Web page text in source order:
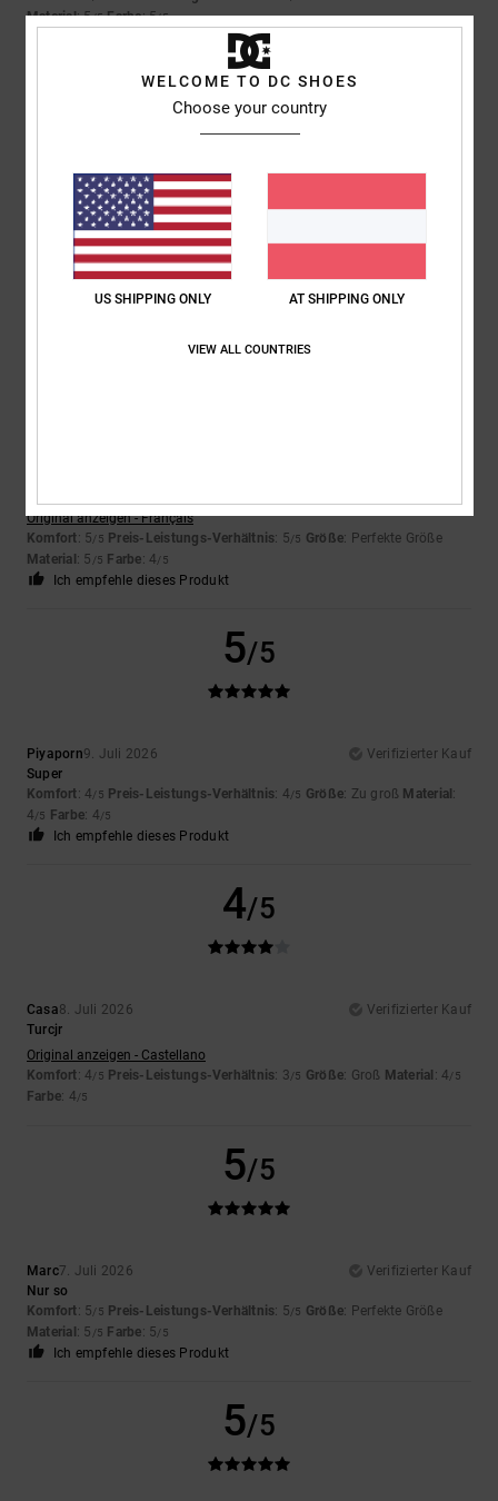
Material: 5/5 Farbe: 5/5
5/5
9. Juli 2026
Ein sehr guter Preis
Original anzeigen - Castellano
Komfort: 4/5 Preis-Leistungs-Verhältnis
Material: 4/5 Farbe: 5/5
Ich empfehle dieses Produkt
5
Original anzeigen - Français
Komfort: 5/5 Preis-Leistungs-Verhältnis: 5/5 Größe: Perfekte Größe
Material: 5 /5 Farbe: 4/5
Ich empfehle dieses Produkt
5/5
Piyaporn9. Juli 2026
Verifizierter Kauf
Super
Komfort: 4/5 Preis-Leistungs-Verhältnis: 4/5 Größe: Zu groß Material:
4/5 Farbe: 4/5
Ich empfehle dieses Produkt
4/5
Casa8. Juli 2026
Verifizierter Kauf
Turcjr
Original anzeigen - Castellano
Komfort: 4/5 Preis-Leistungs-Verhältnis: 3/5 Größe: Groß Material : 4/5
Farbe: 4/5
5/5
Marc7. Juli 2026
Verifizierter Kauf
Nur so
Komfort: 5/5 Preis-Leistungs-Verhältnis: 5/5 Größe: Perfekte Größe
Material: 5 /5 Farbe: 5/5
Ich empfehle dieses Produkt
5/5
WELCOME TO DC SHOES
Choose your country
US SHIPPING ONLY AT SHIPPING ONLY
VIEW ALL COUNTRIES